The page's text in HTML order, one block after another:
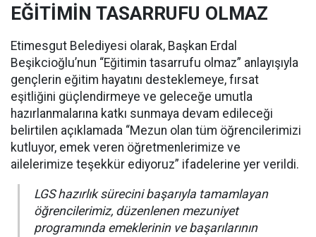
EĞİTİMİN TASARRUFU OLMAZ
Etimesgut Belediyesi olarak, Başkan Erdal
Beşikcioğlu’nun “Eğitimin tasarrufu olmaz” anlayışıyla
gençlerin eğitim hayatını desteklemeye, fırsat
eşitliğini güçlendirmeye ve geleceğe umutla
hazırlanmalarına katkı sunmaya devam edileceği
belirtilen açıklamada “Mezun olan tüm öğrencilerimizi
kutluyor, emek veren öğretmenlerimize ve
ailelerimize teşekkür ediyoruz” ifadelerine yer verildi.
LGS hazırlık sürecini başarıyla tamamlayan
öğrencilerimiz, düzenlenen mezuniyet
programında emeklerinin ve başarılarının